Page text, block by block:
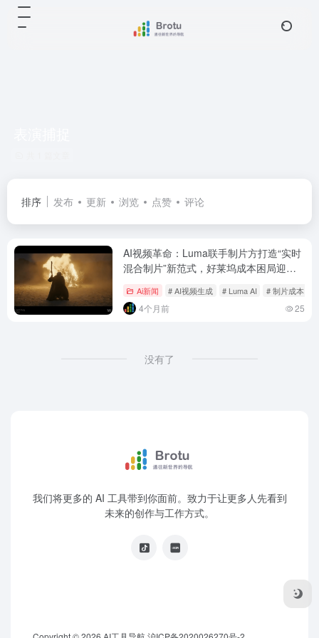
排序 发布 更新 浏览 点赞 评论
AI视频革命：Luma联手制片方打造“实时
混合制片”新范式，好莱坞成本困局迎来
Ai新闻 # AI视频生成 # Luma AI # 制片成本
4个月前 25
没有了
我们将更多的 AI 工具带到你面前。致力于让更多人先看到
未来的创作与工作方式。